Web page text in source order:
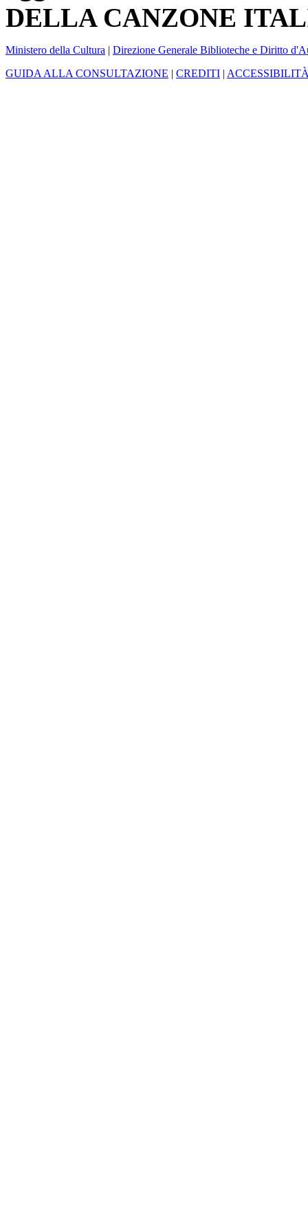
DELLA CANZONE
Ministero della Cultura | Direzione Generale Biblioteche e Diritto
GUIDA ALLA CONSULTAZIONE | CREDITI |